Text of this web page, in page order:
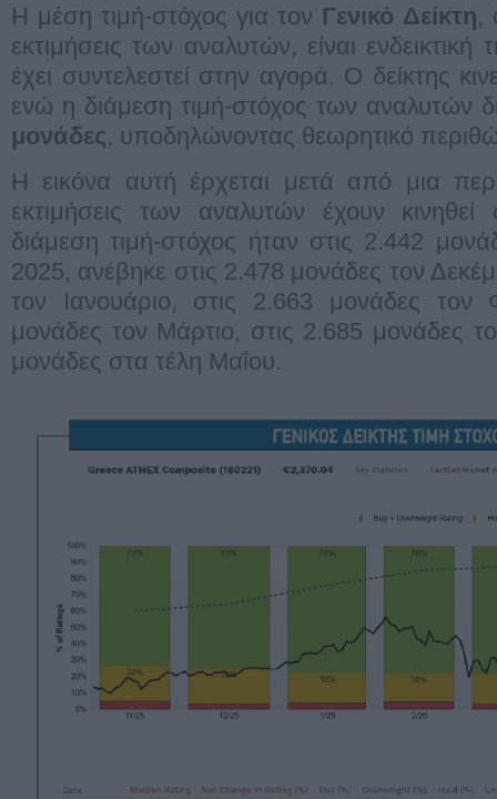
Η μέση τιμή-στόχος για τον Γενικό Δείκτη,
εκτιμήσεις των αναλυτών, είναι
έχει συντελεστεί στην αγορά. Ο δείκτης
ενώ η διάμεση τιμή-στόχος των αναλυτών
μονάδες, υποδηλώνοντας θεωρητικό
Η εικόνα αυτή έρχεται μετά από μια
εκτιμήσεις των αναλυτών έχουν
διάμεση τιμή-στόχος ήταν στις 2.442
2025, ανέβηκε στις 2.478 μονάδες τον
τον Ιανουάριο, στις 2.663 μονάδες τον
μονάδες τον Μάρτιο, στις 2.685 μονάδες
μονάδες στα τέλη Μαΐου.